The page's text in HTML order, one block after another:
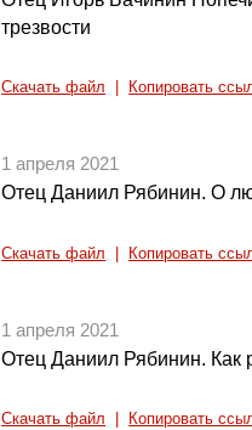
трезвости
Скачать файл Копировать
1 апреля 2021
Отец Даниил Рябинин. О
Скачать файл Копировать
1 апреля 2021
Отец Даниил Рябинин. Как
Скачать файл Копировать